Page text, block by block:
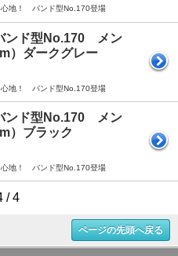
心地！ バンド型No.170登場
ンド型No.170 メン
）ダークグレー
心地！ バンド型No.170登場
ンド型No.170 メン
）ブラック
心地！ バンド型No.170登場
/ 4
ページの先頭へ戻る